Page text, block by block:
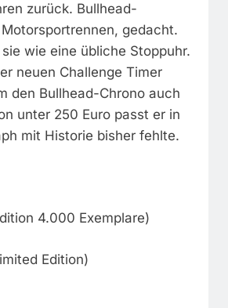
zurück. Bullhead-
gedacht.
wie eine übliche Stoppuhr.
neuen Challenge Timer
den Bullhead-Chrono auch
unter 250 Euro passt er in
mit Historie bisher fehlte.
4.000 Exemplare)
Edition)